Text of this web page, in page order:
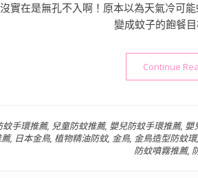
實在是無孔不入啊！原本以為天氣冷可
變成蚊子的飽餐
Continue
蚊手環推薦, 兒童防蚊推薦, 嬰兒防蚊手環推薦, 嬰
, 日本金鳥, 植物精油防蚊, 金鳥, 金鳥造型防蚊環,
防蚊噴霧推薦,